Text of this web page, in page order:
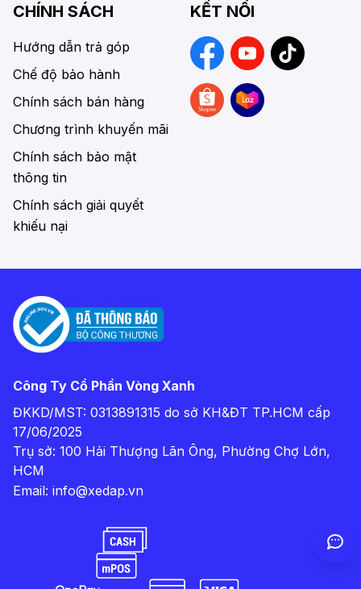
CHÍNH SÁCH
Hướng dẫn trả góp
Chế độ bảo hành
Chính sách bán hàng
Chương trình khuyến mãi
Chính sách bảo mật
thông tin
Chính sách giải quyết
khiếu nại
KẾT NỐI
Công Ty Cổ Phần Vòng Xanh
ĐKKD/MST: 0313891315 do sở KH&ĐT TP.HCM cấp
17/06/2025
Trụ sở: 100 Hải Thượng Lãn Ông, Phường Chợ Lớn,
HCM
Email: info@xedap.vn